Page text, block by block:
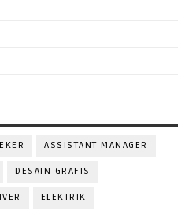
ASSISTANT MANAGER
DESAIN GRAFIS
ELEKTRIK